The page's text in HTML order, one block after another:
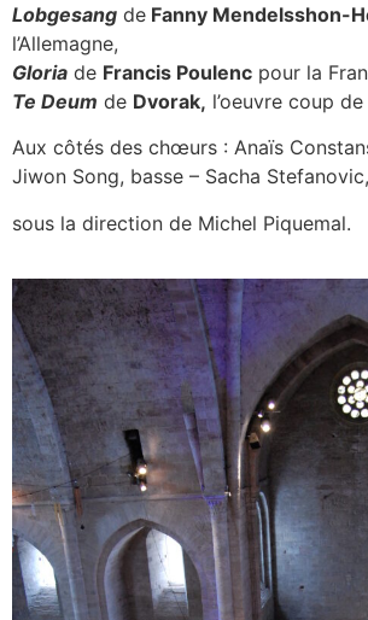
Lobgesang de Fanny Mendelsshon-
l’Allemagne,
Gloria de Francis Poulenc pour la
Te Deum de Dvorak, l’oeuvre coup
Aux côtés des chœurs : Anaïs
Jiwon Song, basse – Sacha
sous la direction de Michel Piquemal.